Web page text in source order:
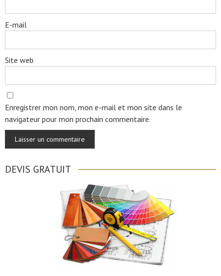
E-mail
Site web
Enregistrer mon nom, mon e-mail et mon site dans le
navigateur pour mon prochain commentaire.
DEVIS GRATUIT